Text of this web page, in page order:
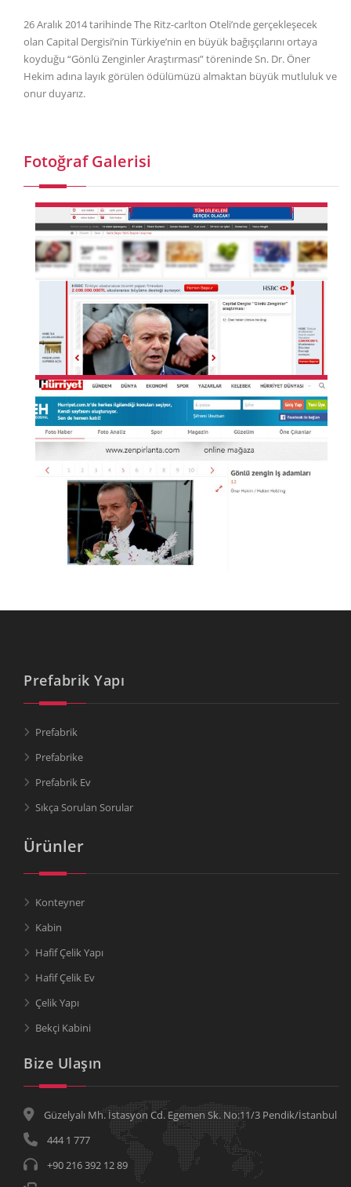
26 Aralık 2014 tarihinde The Ritz-carlton Oteli’nde gerçekleşecek
olan Capital Dergisi’nin Türkiye’nin en büyük bağışçılarını ortaya
koyduğu “Gönlü Zenginler Araştırması” töreninde Sn. Dr. Öner
Hekim adına layık görülen ödülümüzü almaktan büyük mutluluk ve
onur duyarız.
Fotoğraf Galerisi
Prefabrik Yapı
Prefabrik
Prefabrike
Prefabrik Ev
Sıkça Sorulan Sorular
Ürünler
Konteyner
Kabin
Hafif Çelik Yapı
Hafif Çelik Ev
Çelik Yapı
Bekçi Kabini
Bize Ulaşın
Güzelyalı Mh. İstasyon Cd. Egemen Sk. No:11/3 Pendik/İstanbul
444 1 777
+90 216 392 12 89